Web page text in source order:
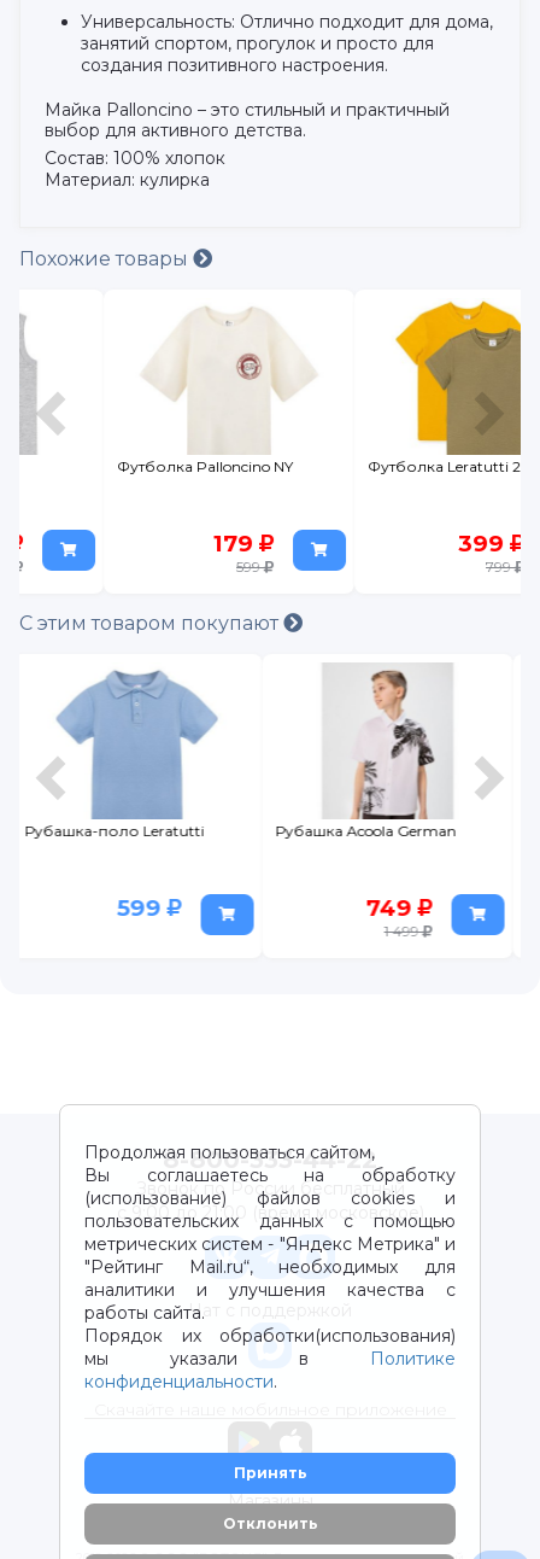
Универсальность: Отлично подходит для дома,
занятий спортом, прогулок и просто для
создания позитивного настроения.
Майка Palloncino – это стильный и практичный
выбор для активного детства.
Состав: 100% хлопок
Материал: кулирка
Похожие товары
Футболка Palloncino NY Футболка Leratutti 2 шт.
С этим товаром покупают
Рубашка Acoola German
749
Футболка Leratutti 2 шт.
499
Продолжая пользоваться сайтом,
Вы соглашаетесь на обработку
(использование) файлов cookies и
пользовательских данных с помощью
метрических систем - "Яндекс Метрика" и
"Рейтинг Mail.ru“, необходимых для
аналитики и улучшения качества с
работы сайта.
Порядок их обработки(использования)
мы указали в
Политике
конфиденциальности.
Принять
Отклонить
8-800-333-44-22
Звонок по России бесплатный
с 9:00 до 21:00 (время московское)
Чат с поддержкой
Магазины